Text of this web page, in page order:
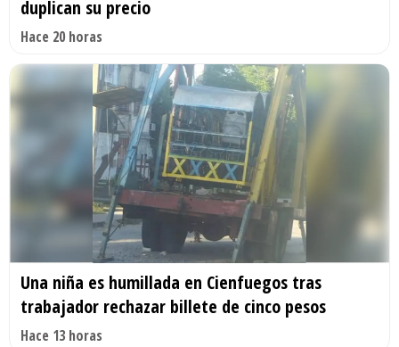
duplican su precio
Hace 20 horas
Una niña es humillada en Cienfuegos tras
trabajador rechazar billete de cinco pesos
Hace 13 horas